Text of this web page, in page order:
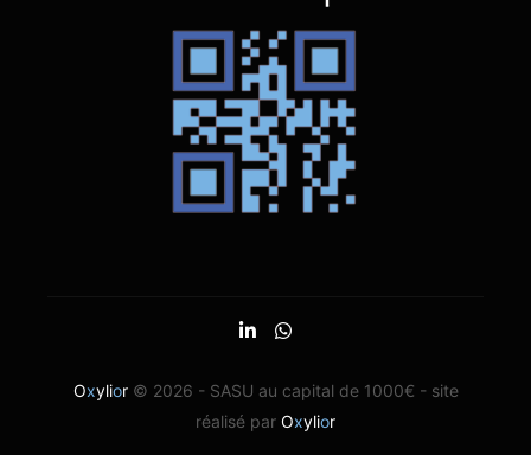
Oxylior© 2026 - SASU au capital de 1000€ - site
réalisé par Oxylior